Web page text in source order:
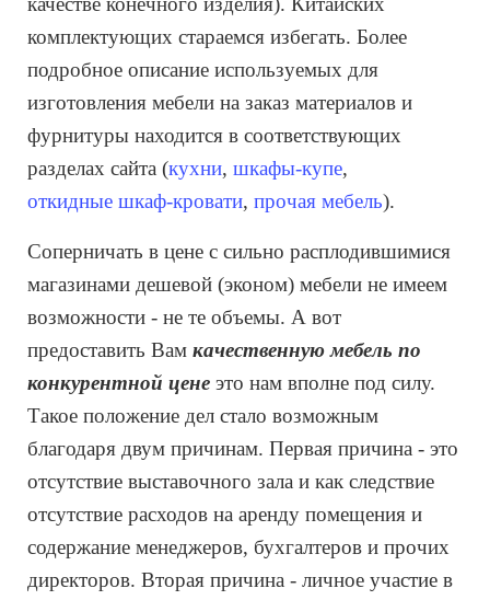
комплектующих стараемся избегать. Более
подробное описание используемых для
изготовления мебели на заказ материалов и
фурнитуры находится в соответствующих
разделах сайта (кухни, шкафы-купе,
откидные шкаф-кровати, прочая мебель).
Соперничать в цене с сильно расплодившимися
магазинами дешевой (эконом) мебели не имеем
возможности - не те объемы. А вот
предоставить Вам качественную мебель по
конкурентной цене это нам вполне под силу.
Такое положение дел стало возможным
благодаря двум причинам. Первая причина - это
отсутствие выставочного зала и как следствие
отсутствие расходов на аренду помещения и
содержание менеджеров, бухгалтеров и прочих
директоров. Вторая причина - личное участие в